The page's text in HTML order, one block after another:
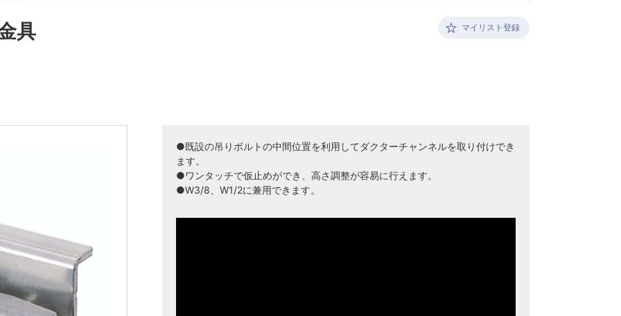
具 マイリスト登録
●既設の吊りボルトの中間位置を利用してダクターチャンネルを取り付けでき
ます。
●ワンタッチで仮止めができ、高さ調整が容易に行えます。
●W3/8、W1/2に兼用できます。